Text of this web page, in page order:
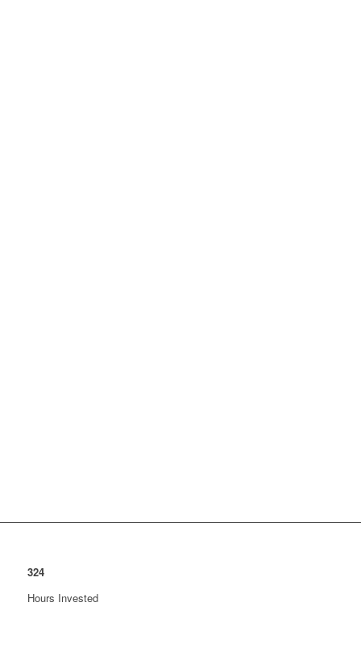
324
Hours Invested